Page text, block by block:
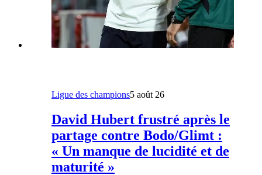
Ligue des champions5 août 26
David Hubert frustré après le
partage contre Bodo/Glimt :
« Un manque de lucidité et de
maturité »